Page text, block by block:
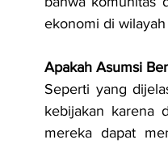
ekonomi di wilayah
Apakah Asumsi
Seperti yang
kebijakan karena
mereka dapat